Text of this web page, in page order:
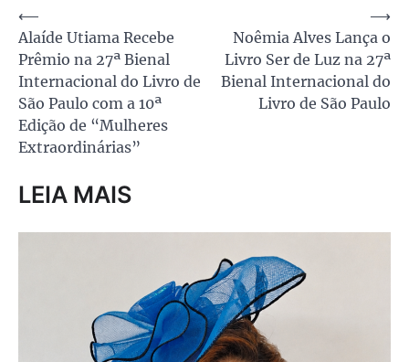
Navegação
de
Post
⟵
Alaíde Utiama Recebe
Prêmio na 27ª Bienal
Internacional do Livro de
São Paulo com a 10ª
Edição de “Mulheres
Extraordinárias”
Noêmia Alves Lança o
Livro Ser de Luz na 27ª
Bienal Internacional do
Livro de São Paulo
⟶
LEIA MAIS